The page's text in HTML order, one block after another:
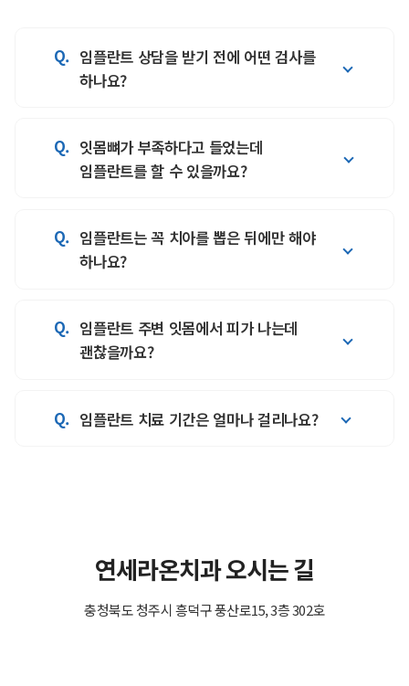
임플란트 상담을 받기 전에 어떤 검사를
하나요?
임플란트 치료 전에는 빠진 치아 부위만 보는 것이
아니라 잇몸뼈의 높이와 폭, 신경 위치, 주변
연세라온치과에서는 객관적인 진단 자료를
바탕으로 현재 구강 상태와 치료 가능성을
설명드리고, 필요한 치료 과정과 예상 기간을
골다공증 약 복용 여부처럼 치료 계획에 영향을 줄
수 있는 건강 정보도 상담 시 알려주시는 것이
잇몸뼈가 부족하다고 들었는데
임플란트를 할 수 있을까요?
잇몸뼈가 부족하더라도 부족한 위치와 정도, 뼈의
상태, 신경과의 거리, 주변 치아 조건에 따라
충분하지 않은 경우에는 뼈를 보강하는 치료가
필요한지, 치료 시기를 나누는 편이 적절한지 등을
구강 상태에 맞춰 판단해야 합니다.
바탕으로 장기적인 관리 가능성까지 고려해 치료
임플란트는 꼭 치아를 뽑은 뒤에만 해야
하나요?
임플란트는 자연치아를 살릴 수 없는 경우에
검토하는 치료이며, 가능한 치아를 바로 뽑고
충치와 잇몸 상태, 신경치료 가능성, 치아 균열
범위 등을 확인한 뒤 건강하게 유지할 수 있는
청주치과 연세라온치과입니다.
임플란트 주변 잇몸에서 피가 나는데
괜찮을까요?
임플란트 주변에서 피가 나거나 붓고 냄새가
조직을 함께 확인하고 필요한 잇몸치료를 진행할
강서동치과 연세라온치과입니다.
임플란트 치료 기간은 얼마나 걸리나요?
치료가 필요한 경우의 기간이 같지 않으므로,
안전성과 장기적인 관리 가능성을 함께 확인해야
연세라온치과 오시는 길
충청북도 청주시 흥덕구 풍산로15, 3층 302호